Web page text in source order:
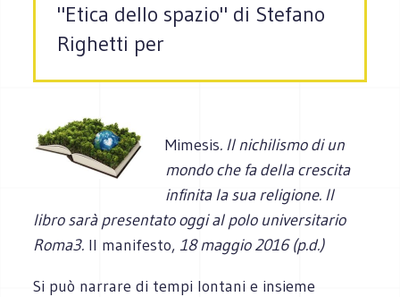
"Etica dello spazio" di Stefano
Righetti per
Mimesis. Il nichilismo di un
mondo che fa della crescita
infinita la sua religione. Il
libro sarà presentato oggi al polo universitario
Roma3. Il manifesto,18 maggio 2016 (p.d.)
Si può narrare di tempi lontani e insieme